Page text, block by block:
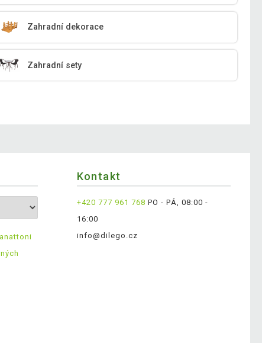
Zahradní dekorace
Zahradní sety
Kontakt
+420 777 961 768 PO - PÁ, 08:00 -
16:00
info@dilego.cz